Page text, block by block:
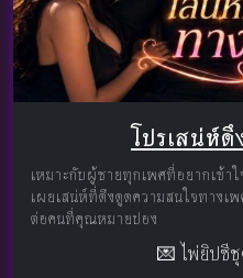
โปรเสน่ห์
เหมาะกับผู้ชายทุกเพศที่อยากเข้า
เผยเสน่ห์ที่ดึงดูดความสนใจทางเ
ต่อคนที่คุณหมายปอง
💌 ไพ่ยิปซี